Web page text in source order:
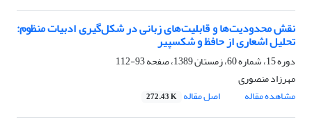
نقش محدودیت‌ها و قابلیت‌های زبانی در شکل‌گیری ادبیات منظوم:
تحلیل اشعاری از حافظ و شکسپیر
دوره 15، شماره 60، زمستان 1389، صفحه
93-112
مهرزاد منصوری
مشاهده مقاله
اصل مقاله 272.43 K